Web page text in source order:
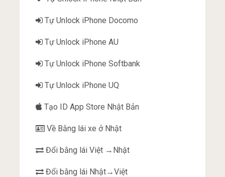
Tự Unlock iPhone Docomo
Tự Unlock iPhone AU
Tự Unlock iPhone Softbank
Tự Unlock iPhone UQ
Tạo ID App Store Nhật Bản
Về Bằng lái xe ở Nhật
Đổi bằng lái Việt →Nhật
Đổi bằng lái Nhật→Việt